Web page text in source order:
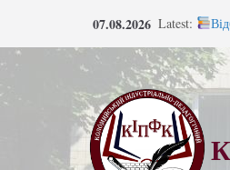
07.08.2026 Latest: